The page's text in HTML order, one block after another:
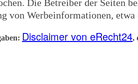
Die Betreiber der Seiten
von Werbeinformationen,
Disclaimer von eRecht24,